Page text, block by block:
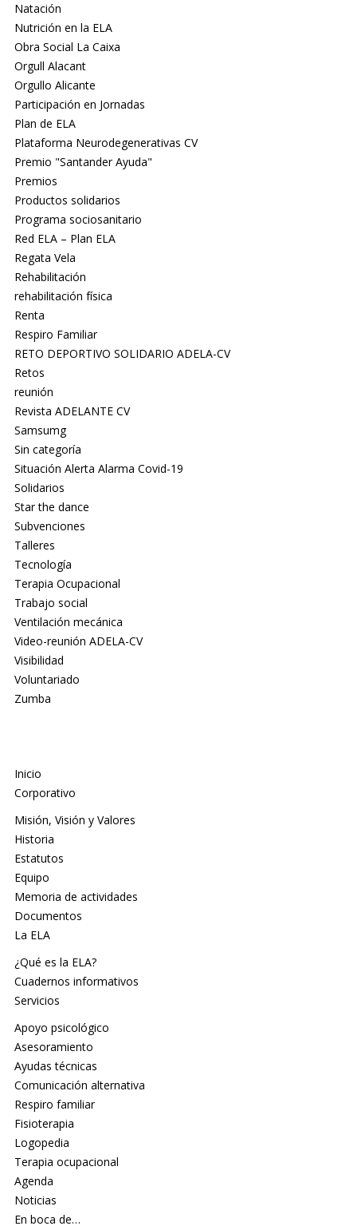
Natación
Nutrición en la ELA
Obra Social La Caixa
Orgull Alacant
Orgullo Alicante
Participación en Jornadas
Plan de ELA
Plataforma Neurodegenerativas CV
Premio "Santander Ayuda"
Premios
Productos solidarios
Programa sociosanitario
Red ELA – Plan ELA
Regata Vela
Rehabilitación
rehabilitación física
Renta
Respiro Familiar
RETO DEPORTIVO SOLIDARIO ADELA-CV
Retos
reunión
Revista ADELANTE CV
Samsumg
Sin categoría
Situación Alerta Alarma Covid-19
Solidarios
Star the dance
Subvenciones
Talleres
Tecnología
Terapia Ocupacional
Trabajo social
Ventilación mecánica
Video-reunión ADELA-CV
Visibilidad
Voluntariado
Zumba
Inicio
Corporativo
Misión, Visión y Valores
Historia
Estatutos
Equipo
Memoria de actividades
Documentos
La ELA
¿Qué es la ELA?
Cuadernos informativos
Servicios
Apoyo psicológico
Asesoramiento
Ayudas técnicas
Comunicación alternativa
Respiro familiar
Fisioterapia
Logopedia
Terapia ocupacional
Agenda
Noticias
En boca de…